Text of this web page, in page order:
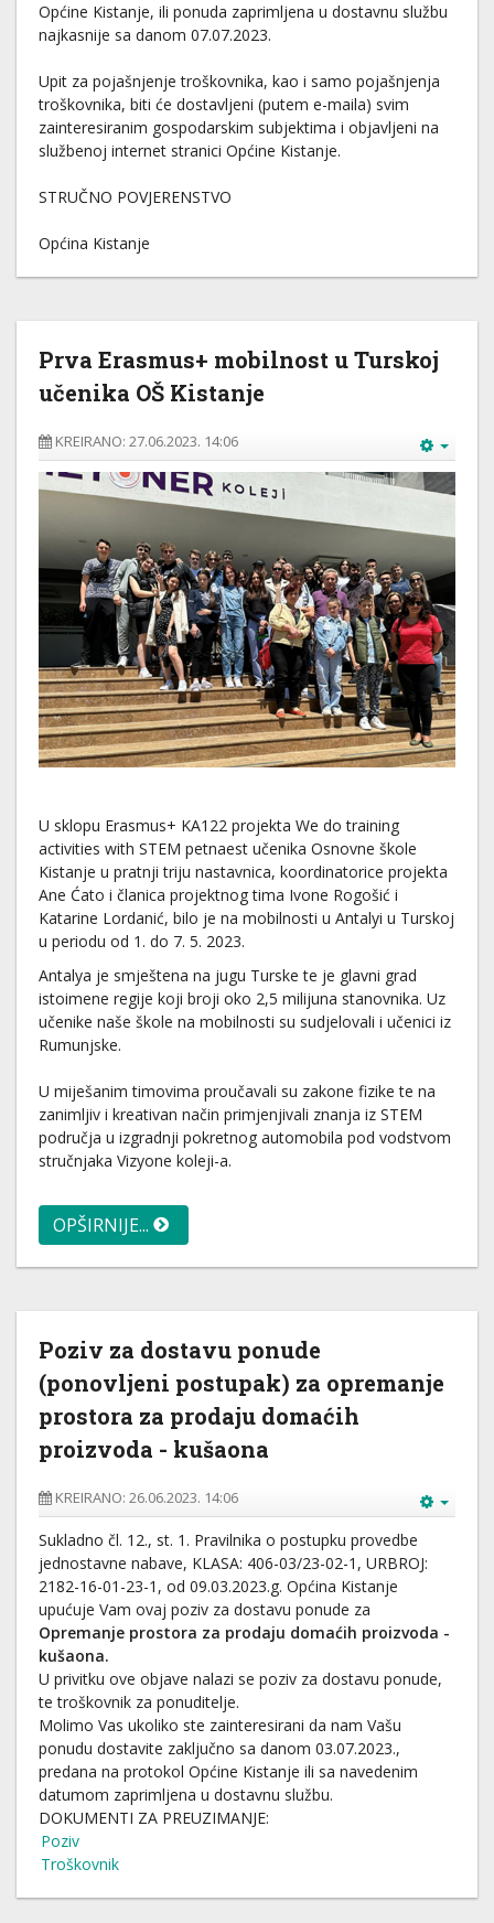
Općine Kistanje, ili ponuda zaprimljena u dostavnu službu
najkasnije sa danom 07.07.2023.
Upit za pojašnjenje troškovnika, kao i samo pojašnjenja
troškovnika, biti će dostavljeni (putem e-maila) svim
zainteresiranim gospodarskim subjektima i objavljeni na
službenoj internet stranici Općine Kistanje.
STRUČNO POVJERENSTVO
Općina Kistanje
Prva Erasmus+ mobilnost u Turskoj
učenika OŠ Kistanje
KREIRANO: 27.06.2023. 14:06
U sklopu Erasmus+ KA122 projekta We do training
activities with STEM petnaest učenika Osnovne škole
Kistanje u pratnji triju nastavnica, koordinatorice projekta
Ane Ćato i članica projektnog tima Ivone Rogošić i
Katarine Lordanić, bilo je na mobilnosti u Antalyi u Turskoj
u periodu od 1. do 7. 5. 2023.
Antalya je smještena na jugu Turske te je glavni grad
istoimene regije koji broji oko 2,5 milijuna stanovnika. Uz
učenike naše škole na mobilnosti su sudjelovali i učenici iz
Rumunjske.
U miješanim timovima proučavali su zakone fizike te na
zanimljiv i kreativan način primjenjivali znanja iz STEM
područja u izgradnji pokretnog automobila pod vodstvom
stručnjaka Vizyone koleji-a.
OPŠIRNIJE...
Poziv za dostavu ponude
(ponovljeni postupak) za opremanje
prostora za prodaju domaćih
proizvoda - kušaona
KREIRANO: 26.06.2023. 14:06
Sukladno čl. 12., st. 1. Pravilnika o postupku provedbe
jednostavne nabave, KLASA: 406-03/23-02-1, URBROJ:
2182-16-01-23-1, od 09.03.2023.g. Općina Kistanje
upućuje Vam ovaj poziv za dostavu ponude za
Opremanje prostora za prodaju domaćih proizvoda -
kušaona.
U privitku ove objave nalazi se poziv za dostavu ponude,
te troškovnik za ponuditelje.
Molimo Vas ukoliko ste zainteresirani da nam Vašu
ponudu dostavite zaključno sa danom 03.07.2023.,
predana na protokol Općine Kistanje ili sa navedenim
datumom zaprimljena u dostavnu službu.
DOKUMENTI ZA PREUZIMANJE:
Poziv
Troškovnik